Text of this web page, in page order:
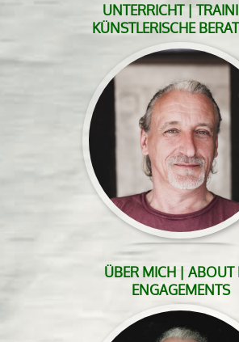
UNTERRICHT |
KÜNSTLERISCHE
ÜBER MICH | ABOUT
ENGAGEMENTS